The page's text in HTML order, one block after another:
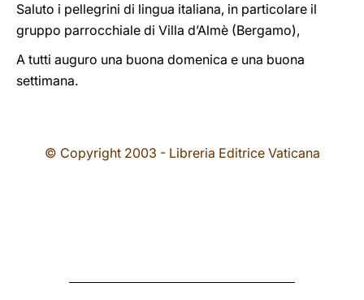
Saluto i pellegrini di lingua italiana, in particolare il
gruppo parrocchiale di Villa d’Almè (Bergamo),
A tutti auguro una buona domenica e una buona
settimana.
© Copyright 2003 - Libreria Editrice Vaticana